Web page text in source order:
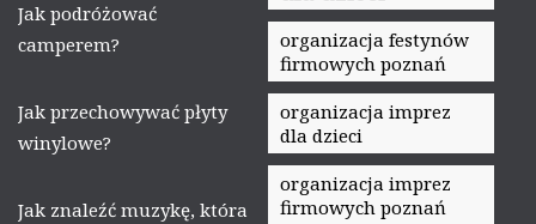
Jak podróżować
camperem?
Jak przechowywać płyty
winylowe?
Jak znaleźć muzykę, która
organizacja festynów
firmowych poznań
organizacja imprez
dla dzieci
organizacja imprez
firmowych poznań